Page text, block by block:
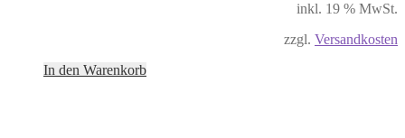
inkl. 19 % MwSt.
zzgl. Versandkosten
In den Warenkorb